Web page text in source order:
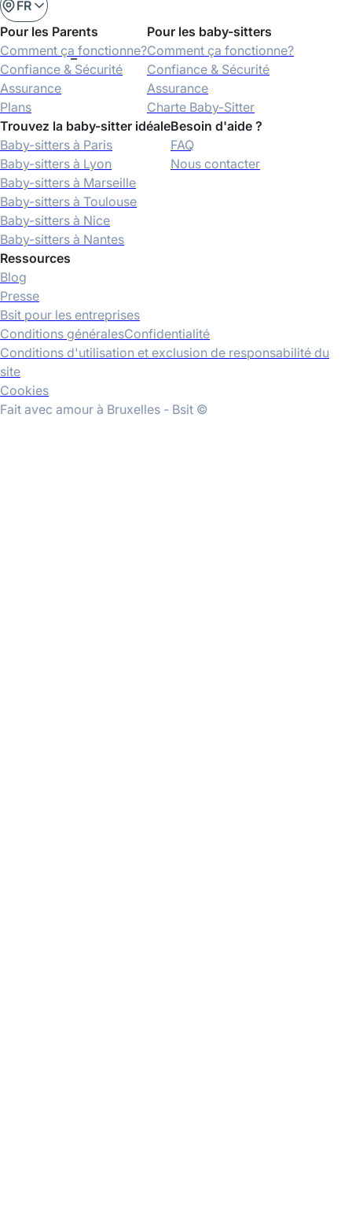
FR
Pour les Parents
Comment ça fonctionne?
Confiance & Sécurité
Assurance
Plans
Pour les baby-sitters
Comment ça fonctionne?
Confiance & Sécurité
Assurance
Charte Baby-Sitter
Trouvez la baby-sitter idéale
Baby-sitters à Paris
Baby-sitters à Lyon
Baby-sitters à Marseille
Baby-sitters à Toulouse
Baby-sitters à Nice
Baby-sitters à Nantes
Besoin d'aide ?
FAQ
Nous contacter
Ressources
Blog
Presse
Bsit pour les entreprises
Fait avec amour à Bruxelles - Bsit ©
Conditions généralesConfidentialité
Conditions d'utilisation et exclusion de responsabilité du
site
Cookies